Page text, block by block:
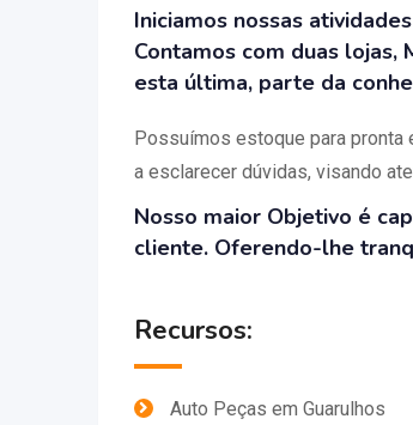
Iniciamos nossas
Contamos com duas lojas,
esta última, parte da
Possuímos estoque para pronta
a esclarecer dúvidas, visando
Nosso maior Objetivo é
cliente. Oferendo-lhe
Recursos:
Auto Peças em Guarulhos